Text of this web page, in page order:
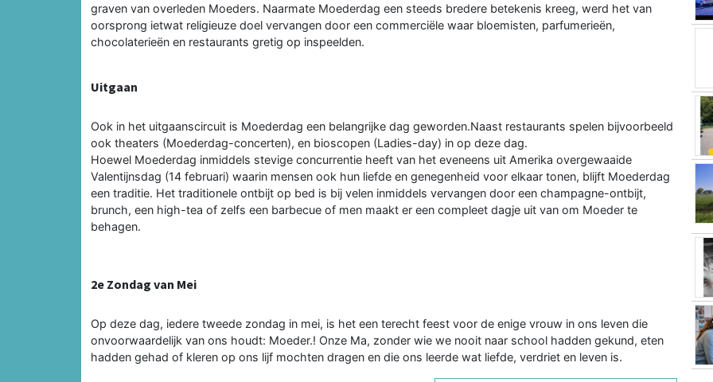
graven van overleden Moeders. Naarmate Moederdag een steeds bredere betekenis kreeg, werd het van
oorsprong ietwat religieuze doel vervangen door een commerciële waar bloemisten, parfumerieën,
chocolaterieën en restaurants gretig op inspeelden.
Uitgaan
Ook in het uitgaanscircuit is Moederdag een belangrijke dag geworden.Naast restaurants spelen bijvoorbeeld
ook theaters (Moederdag-concerten), en bioscopen (Ladies-day) in op deze dag.
Hoewel Moederdag inmiddels stevige concurrentie heeft van het eveneens uit Amerika overgewaaide
Valentijnsdag (14 februari) waarin mensen ook hun liefde en genegenheid voor elkaar tonen, blijft Moederdag
een traditie. Het traditionele ontbijt op bed is bij velen inmiddels vervangen door een champagne-ontbijt,
brunch, een high-tea of zelfs een barbecue of men maakt er een compleet dagje uit van om Moeder te
behagen.
2e Zondag van Mei
Op deze dag, iedere tweede zondag in mei, is het een terecht feest voor de enige vrouw in ons leven die
onvoorwaardelijk van ons houdt: Moeder.! Onze Ma, zonder wie we nooit naar school hadden gekund, eten
hadden gehad of kleren op ons lijf mochten dragen en die ons leerde wat liefde, verdriet en leven is.